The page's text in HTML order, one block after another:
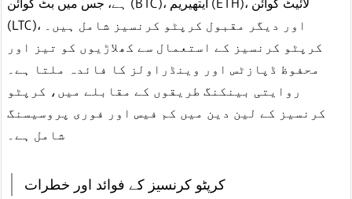
(LTC)، اور دیگر مقبول کرپٹو کرنسیز شامل ہیں۔
کرپٹو کرنسیز کے استعمال سے کھلاڑیوں کو تیز اور
محفوظ ڈپازٹس اور وینڈراولز کا فائدہ ملتا ہے۔
روایتی بینکنگ طریقوں کے مقابلے میں، کرپٹو
کرنسیز کے لین دین میں کم فیس اور فوری پروسیسنگ
شامل ہے۔
کرپٹو کرنسیز کے فوائد اور خطرات